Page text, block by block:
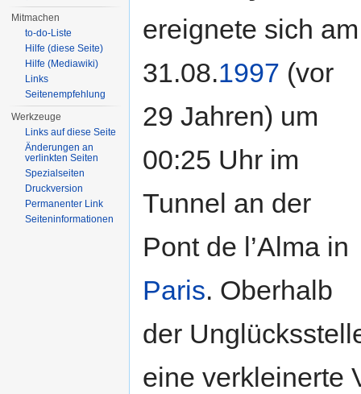
ereignete sich am
31.08.1997 (vor
29 Jahren) um
00:25 Uhr im
Tunnel an der
Pont de l’Alma in
Paris. Oberhalb
der
eine verkleinerte
Mitmachen
to-do-Liste
Hilfe (diese Seite)
Hilfe (Mediawiki)
Links
Seitenempfehlung
Werkzeuge
Links auf diese Seite
Änderungen an
verlinkten Seiten
Spezialseiten
Druckversion
Permanenter Link
Seiteninformationen